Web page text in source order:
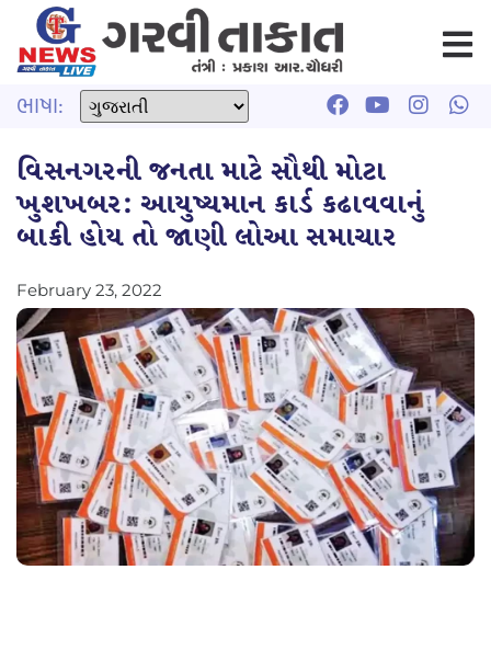
ભાષા:
વિસનગરની જનતા માટે સૌથી મોટા
ખુશખબર: આયુષ્યમાન કાર્ડ કઢાવવાનું
બાકી હોય તો જાણી લોઆ સમાચાર
February 23, 2022